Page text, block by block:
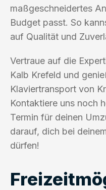
maßgeschneidertes
Budget passt. So
auf Qualität und
Vertraue auf die
Kalb Krefeld und
Klaviertransport von
Kontaktiere uns noch
Termin für deinen
darauf, dich bei
dürfen!